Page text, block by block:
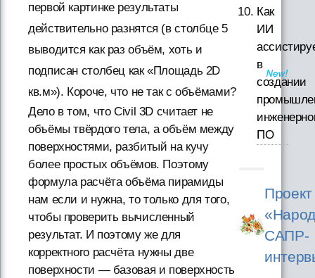
первой картинке результаты
действительно разнятся (в столбце 5
выводится как раз объём, хоть и
подписан столбец как «Площадь 2D
кв.м»). Короче, что не так с объёмами?
Дело в том, что Civil 3D считает не
объёмы твёрдого тела, а объём между
поверхностями, разбитый на кучу
более простых объёмов. Поэтому
формула расчёта объёма пирамиды
нам если и нужна, то только для того,
чтобы проверить вычисленный
результат. И поэтому же для
корректного расчёта нужны две
поверхности — базовая и поверхность
Как
ИИ
в
создании
ПО
Проект
САПР-